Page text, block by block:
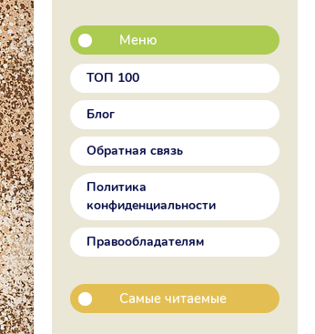
Меню
ТОП 100
Блог
Обратная связь
Политика
конфиденциальности
Правообладателям
Самые читаемые